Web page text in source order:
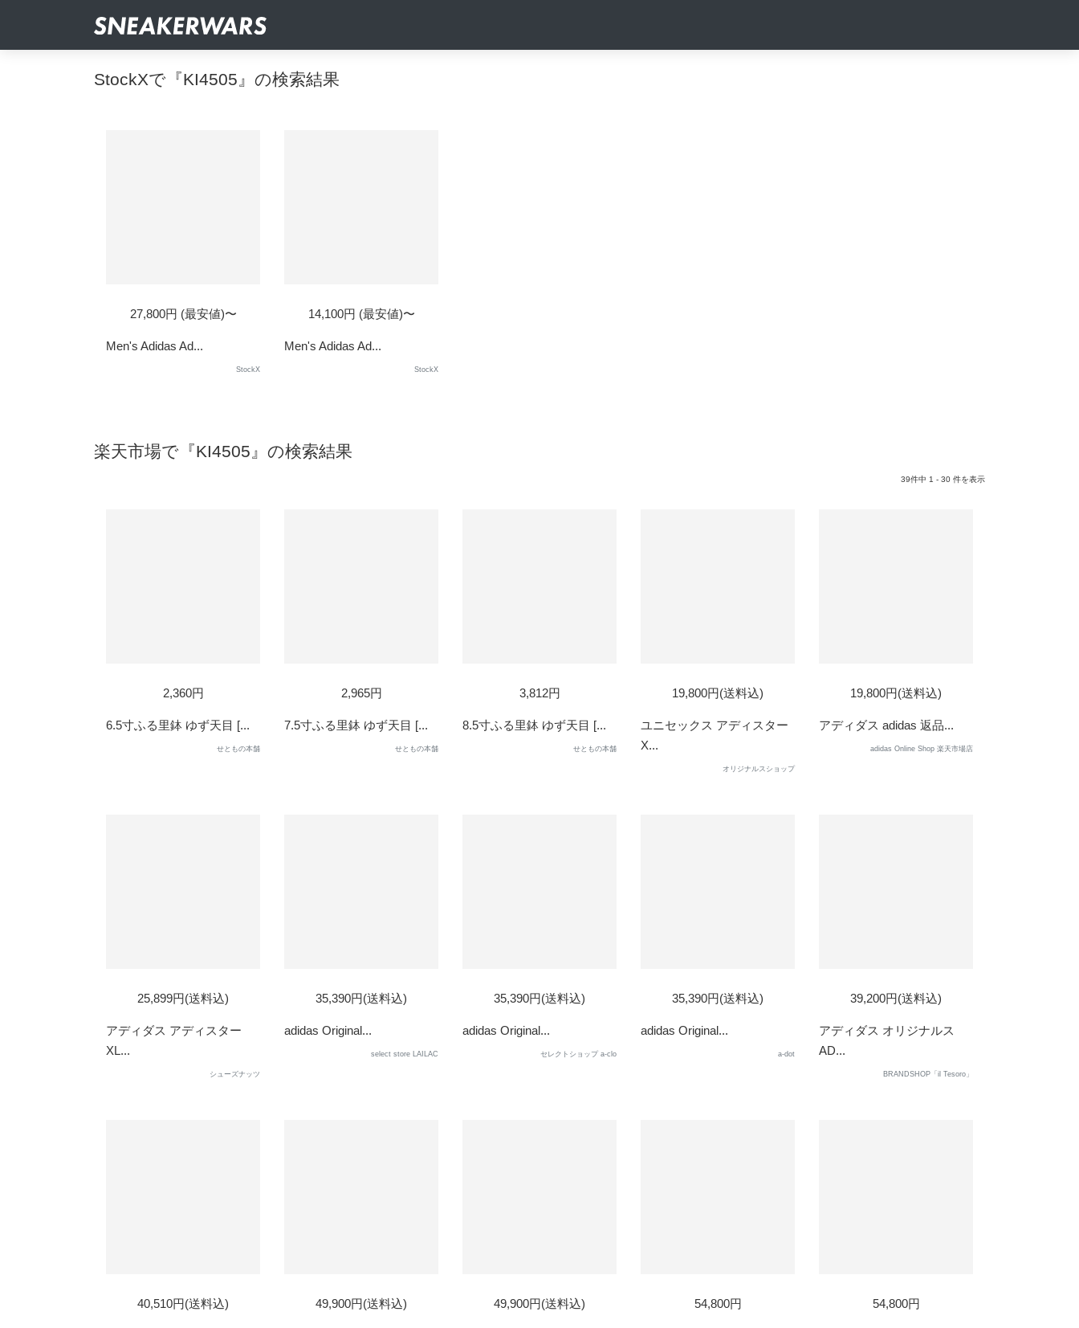
StockXで『KI4505』の検索結果
27,800円 (最安値)〜
Men's Adidas Ad...
StockX
14,100円 (最安値)〜
Men's Adidas Ad...
StockX
楽天市場で『KI4505』の検索結果
39件中 1 - 30 件を表示
2,360円
6.5寸ふる里鉢 ゆず天目 [...
せともの本舗
2,965円
7.5寸ふる里鉢 ゆず天目 [...
せともの本舗
3,812円
8.5寸ふる里鉢 ゆず天目 [...
せともの本舗
19,800円(送料込)
ユニセックス アディスター
X...
オリジナルスショップ
19,800円(送料込)
アディダス adidas 返品...
adidas Online Shop 楽天市場店
25,899円(送料込)
アディダス アディスター
XL...
シューズナッツ
35,390円(送料込)
adidas Original...
select store LAILAC
35,390円(送料込)
adidas Original...
セレクトショップ a-clo
35,390円(送料込)
adidas Original...
a-dot
39,200円(送料込)
アディダス オリジナルス
AD...
BRANDSHOP「il Tesoro」
40,510円(送料込) 49,900円(送料込) 49,900円(送料込) 54,800円 54,800円